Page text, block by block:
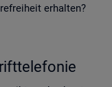
er­hal­ten?